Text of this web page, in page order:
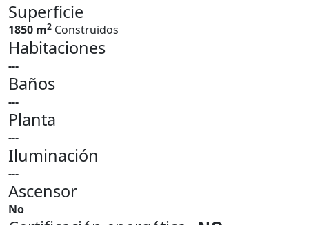
Superficie
1850 m2 Construidos
Habitaciones
---
Baños
---
Planta
---
Iluminación
---
Ascensor
No